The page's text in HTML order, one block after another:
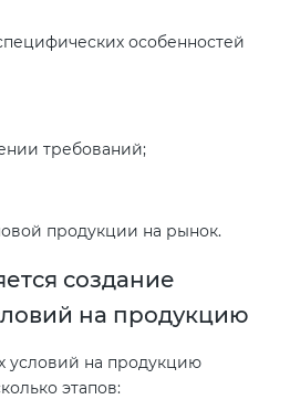
особенностей
требований;
продукции на рынок.
создание
на продукцию
условий на продукцию
этапов: